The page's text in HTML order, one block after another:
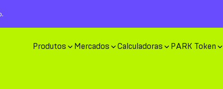
Produtos Mercados Calculadoras PARK Token